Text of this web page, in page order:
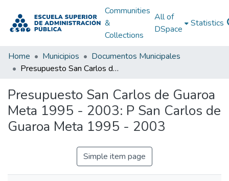
Communities
&
Collections
All of
DSpace
Statistics
Home Municipios
Documentos Municipales
Presupuesto San Carlos de Guaroa Meta 1995 - 2003: P San Carlos de Guaroa Meta 1995 - 2003
Presupuesto San Carlos de Guaroa
Meta 1995 - 2003: P San Carlos de
Guaroa Meta 1995 - 2003
Simple item page